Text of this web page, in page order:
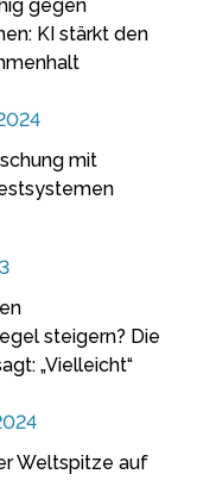
gegen
KI stärkt den
mit
steigern? Die
„Vielleicht“
Weltspitze auf